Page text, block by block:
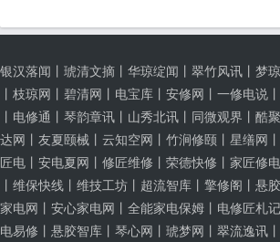
银汉落闻 丨 琥清文摘 丨 华琼绽闻 丨 翠竹风讯 丨 梦
丨 枝琼网 丨 碧清网 丨 电宝库 丨 安修网 丨 一修电说 丨
丨 电修通 丨 琴韵章讯 丨 山秀北讯 丨 同微观界 丨 酷
达网 丨 友夏颐械 丨 云知空网 丨 竹涧修颐 丨 星缮网 丨
匠电 丨 安电夏网 丨 修匠维修 丨 荣德快修 丨 家匠修
丨 维保快线 丨 维技工坊 丨 超流智库 丨 擎修阁 丨 悬
家电网 丨 安心家电网 丨 全能家电保姆 丨 电修匠札记
电易修 丨 悬胶智库 丨 琴心网 丨 琥梦网 丨 翠流逸讯 丨